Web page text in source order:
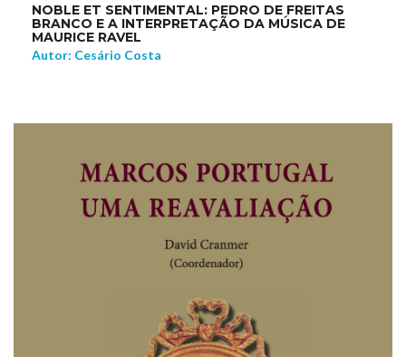
NOBLE ET SENTIMENTAL: PEDRO DE FREITAS
BRANCO E A INTERPRETAÇÃO DA MÚSICA DE
MAURICE RAVEL
Autor: Cesário Costa